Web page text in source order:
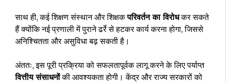
साथ ही, कई शिक्षण संस्थान और शिक्षकपरिवर्तन का विरोधकर सकते
हैं क्योंकि नई प्रणाली में पुराने ढर्रे से हटकर कार्य करना होगा, जिससे
अनिश्चितता और असुविधा बढ़ सकती है।
अंततः, इस पूरी प्रक्रिया को सफलतापूर्वक लागू करने के लिए पर्याप्त
वित्तीय संसाधनोंकी आवश्यकता होगी। केंद्र और राज्य सरकारों को